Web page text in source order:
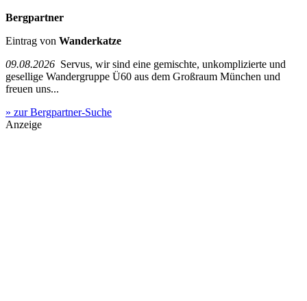
Bergpartner
Eintrag von Wanderkatze
09.08.2026 Servus, wir sind eine gemischte, unkomplizierte und
gesellige Wandergruppe Ü60 aus dem Großraum München und
freuen uns...
» zur Bergpartner-Suche
Anzeige